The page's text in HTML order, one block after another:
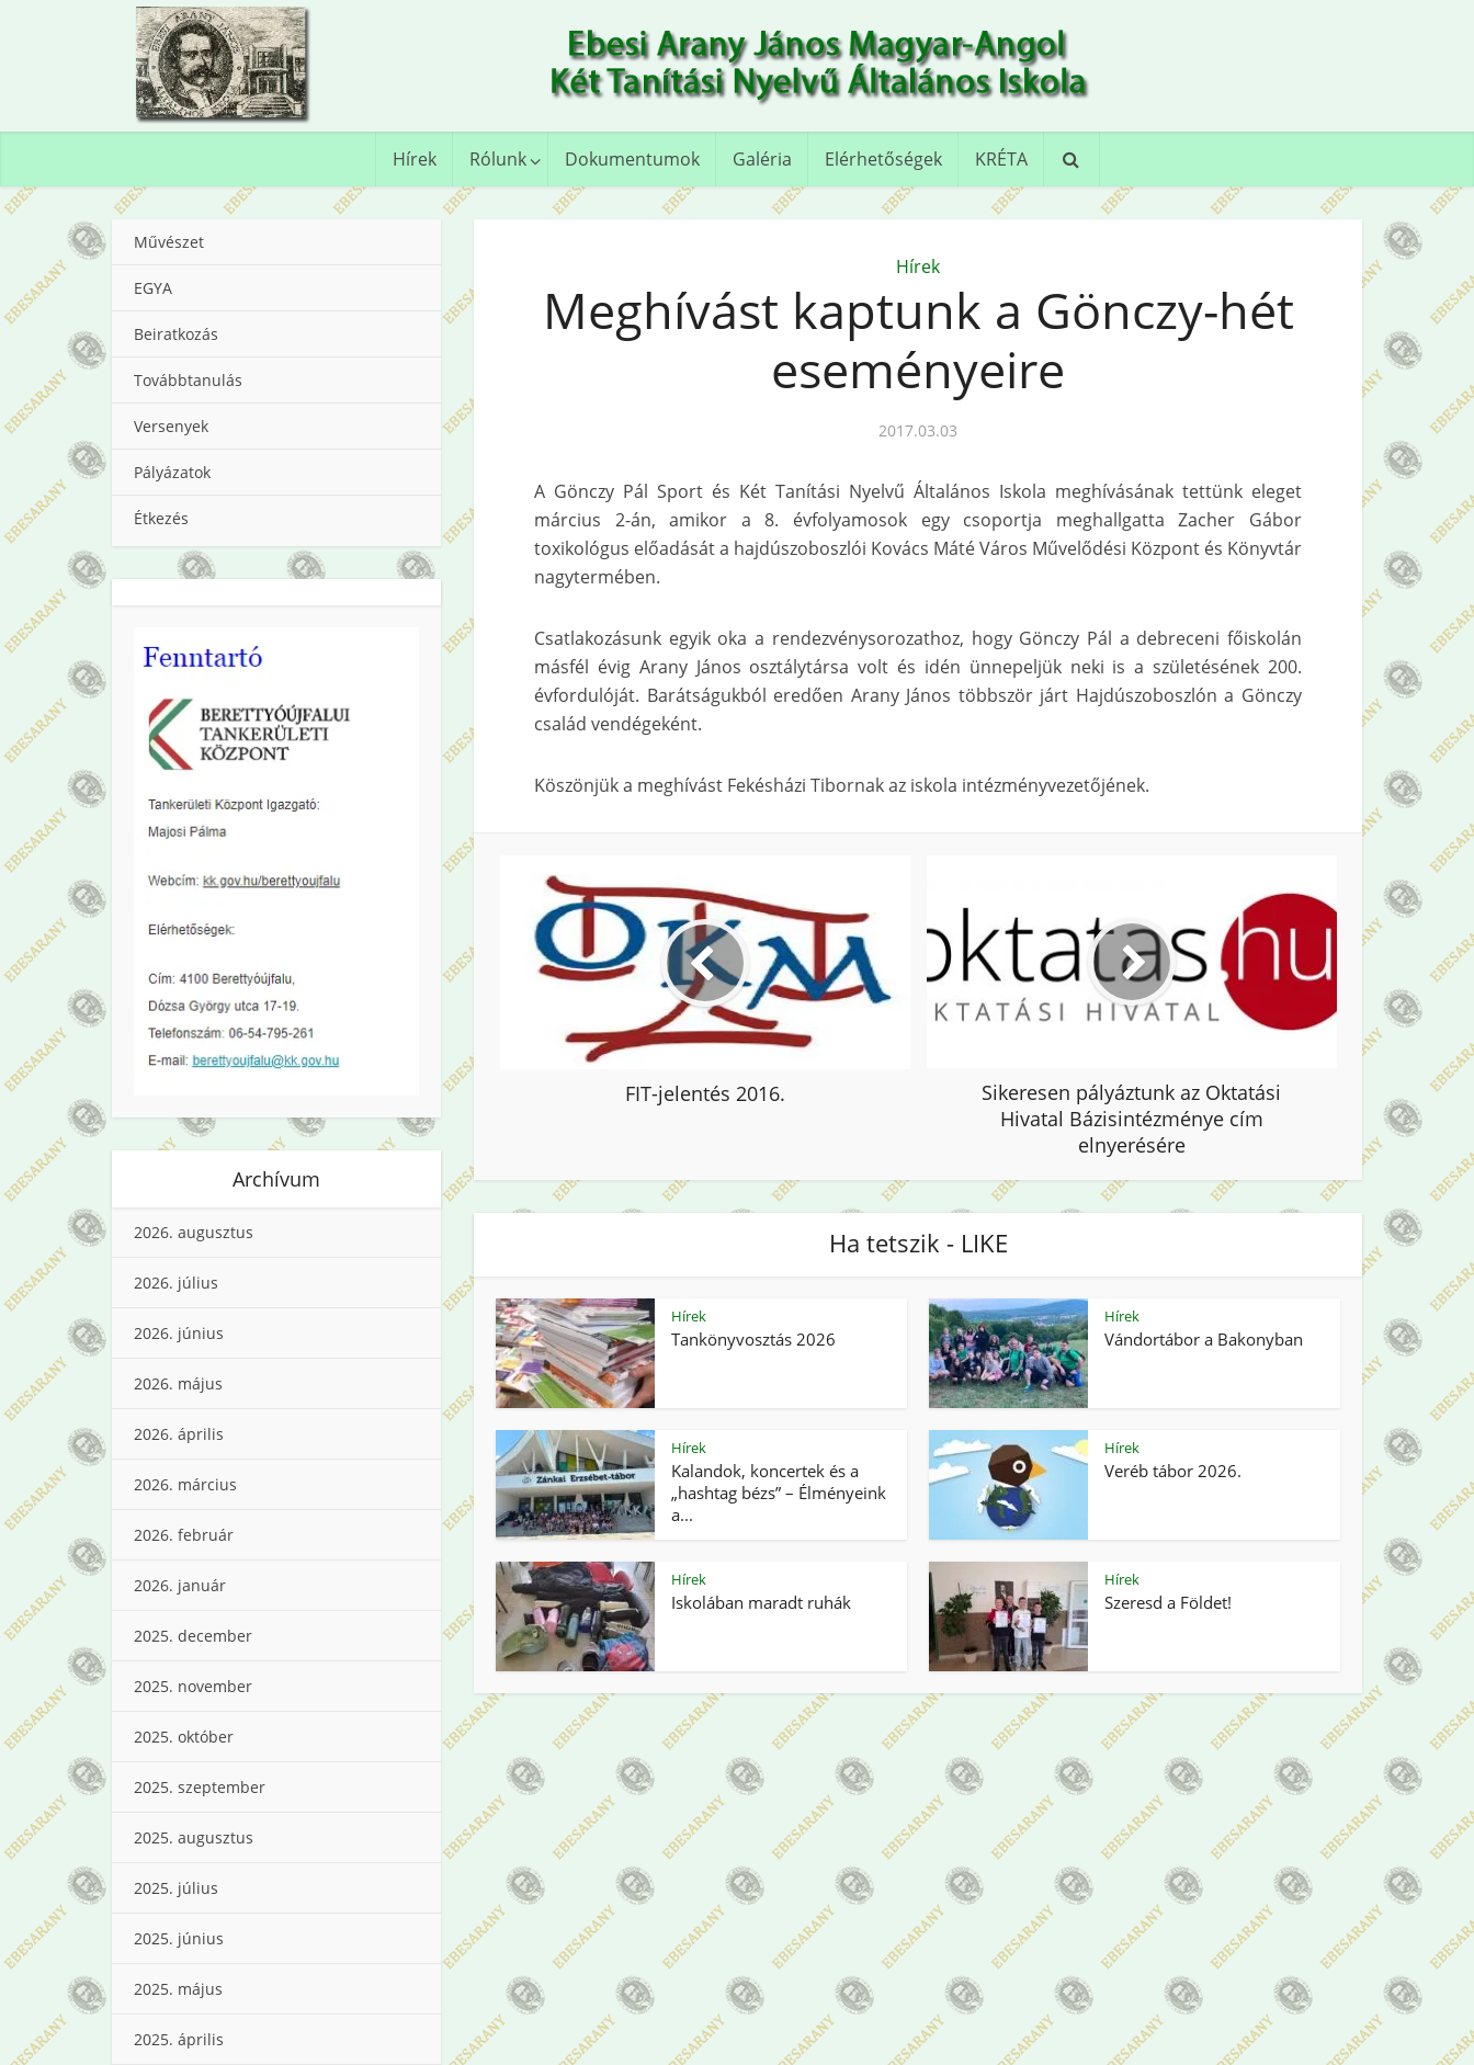
Hírek Rólunk Dokumentumok Galéria Elérhetőségek KRÉTA
Művészet
EGYA
Beiratkozás
Továbbtanulás
Versenyek
Pályázatok
Étkezés
Archívum
2026. augusztus
2026. július
2026. június
2026. május
2026. április
2026. március
2026. február
2026. január
2025. december
2025. november
2025. október
2025. szeptember
2025. augusztus
2025. július
2025. június
2025. május
2025. április
Hírek
Meghívást kaptunk a Gönczy-hét
eseményeire
2017.03.03
A Gönczy Pál Sport és Két Tanítási Nyelvű Általános Iskola meghívásának tettünk eleget
március 2-án, amikor a 8. évfolyamosok egy csoportja meghallgatta Zacher Gábor
toxikológus előadását a hajdúszoboszlói Kovács Máté Város Művelődési Központ és Könyvtár
nagytermében.
Csatlakozásunk egyik oka a rendezvénysorozathoz, hogy Gönczy Pál a debreceni főiskolán
másfél évig Arany János osztálytársa volt és idén ünnepeljük neki is a születésének 200.
évfordulóját. Barátságukból eredően Arany János többször járt Hajdúszoboszlón a Gönczy
család vendégeként.
Köszönjük a meghívást Fekésházi Tibornak az iskola intézményvezetőjének.
FIT-jelentés 2016.
Sikeresen pályáztunk az Oktatási
Hivatal Bázisintézménye cím
elnyerésére
Ha tetszik - LIKE
Hírek
Tankönyvosztás 2026
Hírek
Vándortábor a Bakonyban
Hírek
Kalandok, koncertek és a
„hashtag bézs” – Élményeink
a...
Hírek
Veréb tábor 2026.
Hírek
Iskolában maradt ruhák
Hírek
Szeresd a Földet!